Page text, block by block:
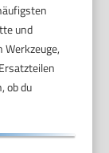
und
ob du